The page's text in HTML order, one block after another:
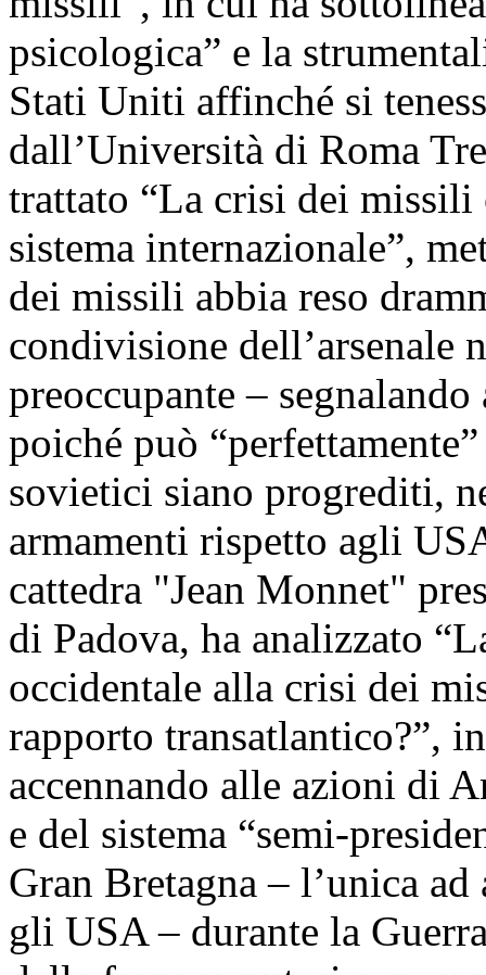
psicologica” e la
Stati Uniti affinché si
dall’Università di Roma
trattato “La crisi dei
sistema internazionale”,
dei missili abbia reso
condivisione dell’arsenale
preoccupante –
poiché può
sovietici siano progrediti,
armamenti rispetto agli
cattedra "Jean Monnet"
di Padova, ha analizzato
occidentale alla crisi dei
rapporto transatlantico?”,
accennando alle azioni di
e del sistema “semi-
Gran Bretagna – l’unica
gli USA – durante la